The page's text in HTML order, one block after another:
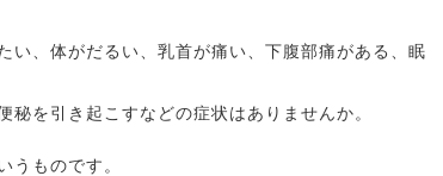
い、体がだるい、乳首が痛い、下腹部痛がある、眠
秘を引き起こすなどの症状はありませんか。
うものです。